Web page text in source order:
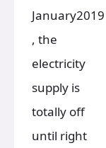
January2019
, the
electricity
supply is
totally off
until right